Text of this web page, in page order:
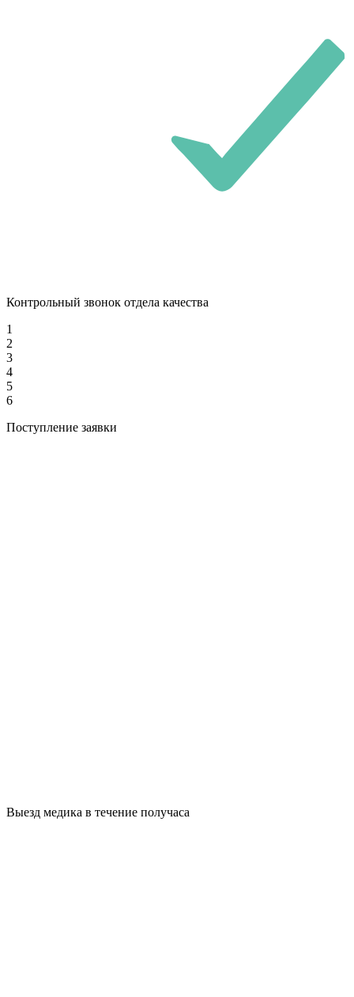
Контрольный звонок отдела качества
1
2
3
4
5
6
Поступление заявки
Выезд медика в течение получаса